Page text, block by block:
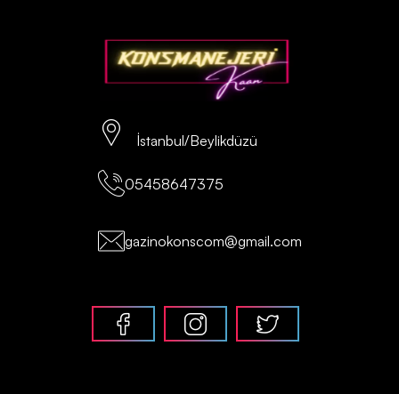
İstanbul/Beylikdüzü
05458647375
gazinokonscom@gmail.com